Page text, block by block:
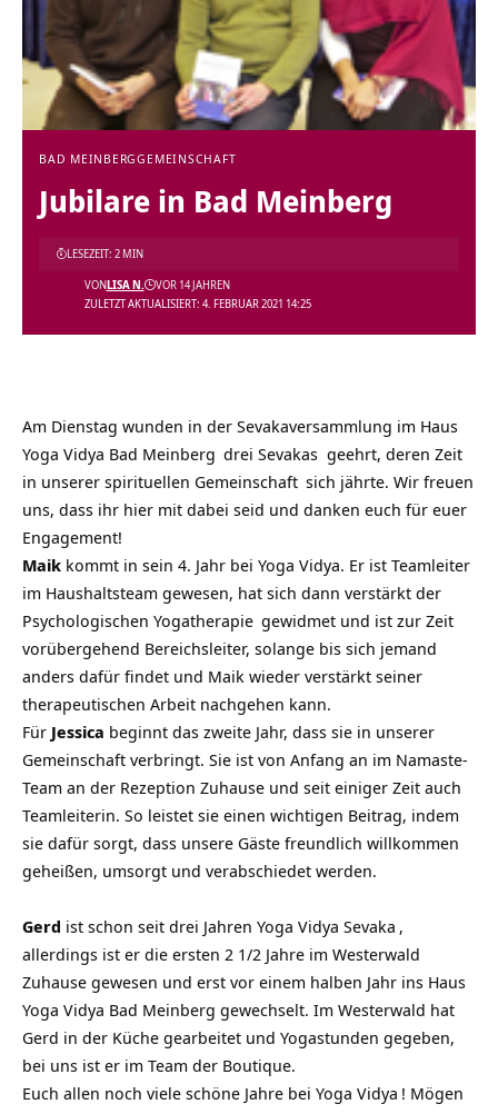
BAD MEINBERGGEMEINSCHAFT
Jubilare in Bad Meinberg
ZULETZT AKTUALISIERT: 4. FEBRUAR 2021 14:25
VONLISA N. VOR 14 JAHREN
LESEZEIT: 2 MIN
Am Dienstag wunden in der Sevakaversammlung im Haus
Yoga Vidya Bad Meinberg drei Sevakas geehrt, deren Zeit
in unserer spirituellen Gemeinschaft sich jährte. Wir freuen
uns, dass ihr hier mit dabei seid und danken euch für euer
Engagement!
Maik kommt in sein 4. Jahr bei Yoga Vidya. Er ist Teamleiter
im Haushaltsteam gewesen, hat sich dann verstärkt der
Psychologischen Yogatherapie gewidmet und ist zur Zeit
vorübergehend Bereichsleiter, solange bis sich jemand
anders dafür findet und Maik wieder verstärkt seiner
therapeutischen Arbeit nachgehen kann.
Für Jessica beginnt das zweite Jahr, dass sie in unserer
Gemeinschaft verbringt. Sie ist von Anfang an im Namaste-
Team an der Rezeption Zuhause und seit einiger Zeit auch
Teamleiterin. So leistet sie einen wichtigen Beitrag, indem
sie dafür sorgt, dass unsere Gäste freundlich willkommen
geheißen, umsorgt und verabschiedet werden.
Gerd ist schon seit drei Jahren Yoga Vidya Sevaka ,
allerdings ist er die ersten 2 1/2 Jahre im Westerwald
Zuhause gewesen und erst vor einem halben Jahr ins Haus
Yoga Vidya Bad Meinberg gewechselt. Im Westerwald hat
Gerd in der Küche gearbeitet und Yogastunden gegeben,
bei uns ist er im Team der Boutique.
Euch allen noch viele schöne Jahre bei Yoga Vidya ! Mögen